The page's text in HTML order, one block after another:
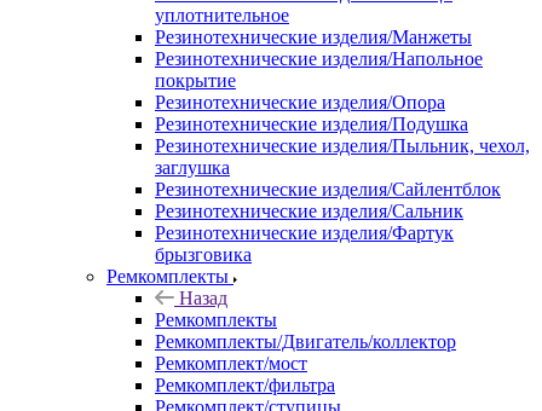
уплотнительное
Резинотехнические изделия/Манжеты
Резинотехнические изделия/Напольное
покрытие
Резинотехнические изделия/Опора
Резинотехнические изделия/Подушка
Резинотехнические изделия/Пыльник, чехол,
заглушка
Резинотехнические изделия/Сайлентблок
Резинотехнические изделия/Сальник
Резинотехнические изделия/Фартук
брызговика
Ремкомплекты
Назад
Ремкомплекты
Ремкомплекты/Двигатель/коллектор
Ремкомплект/мост
Ремкомплект/фильтра
Ремкомплект/ступицы